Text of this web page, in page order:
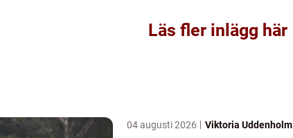
Läs fler inlägg här
04 augusti 2026 Viktoria Uddenholm